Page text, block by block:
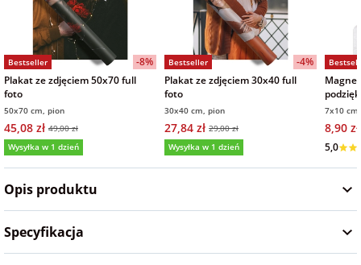
na wieczór
panieński
na wieczór
kawalerski
Bestseller
-8%
Plakat ze zdjęciem 50x70 full
foto
50x70 cm, pion
45,08 zł 49,00 zł
Wysyłka w 1 dzień
Bestseller
-4%
Plakat ze zdjęciem 30x40 full
foto
30x40 cm, pion
27,84 zł 29,00 zł
Wysyłka w 1 dzień
full foto
7x10
8,90 zł
5,0
Opis produktu
Specyfikacja